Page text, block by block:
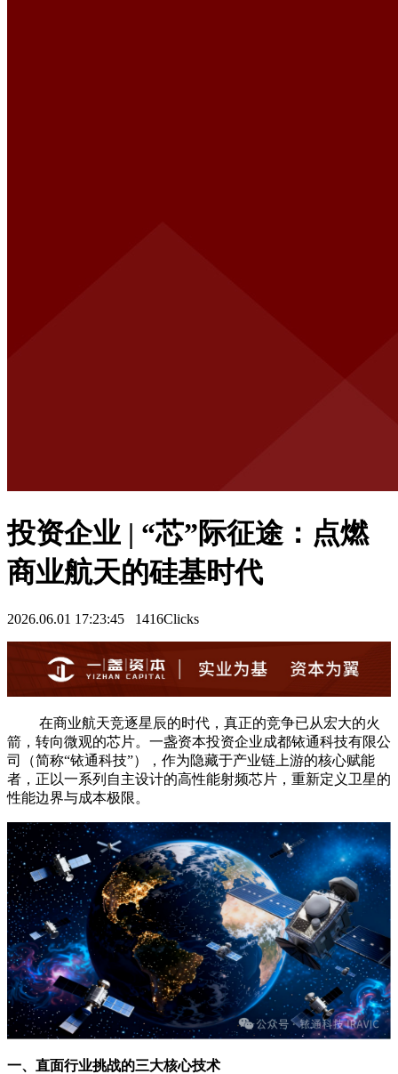
投资企业 | “芯”际征途：点燃
商业航天的硅基时代
2026.06.01 17:23:45 1416Clicks
在商业航天竞逐星辰的时代，真正的竞争已从宏大的火
箭，转向微观的芯片。一盏资本投资企业成都铱通科技有限公
司（简称“铱通科技”），作为隐藏于产业链上游的核心赋能
者，正以一系列自主设计的高性能射频芯片，重新定义卫星的
性能边界与成本极限。
一、直面行业挑战的三大核心技术